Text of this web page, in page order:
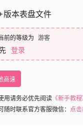
版本表盘文件
前的等级为 游客
登录
高速
用请务必优先阅读 《新手教程
随时联系官方客服微信： 点